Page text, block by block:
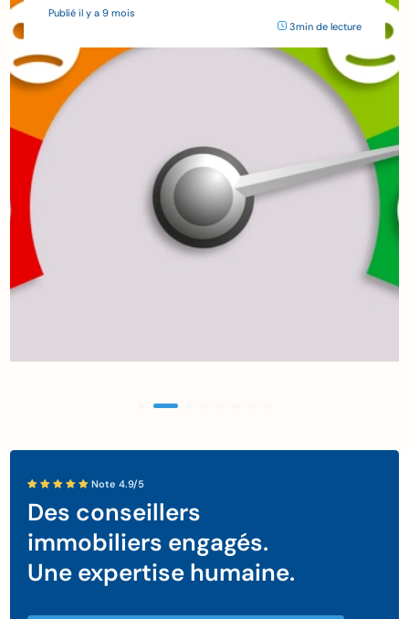
Publié il y a 9 mois
3min de lecture
Note 4.9/5
Des conseillers
immobiliers engagés.
Une expertise humaine.